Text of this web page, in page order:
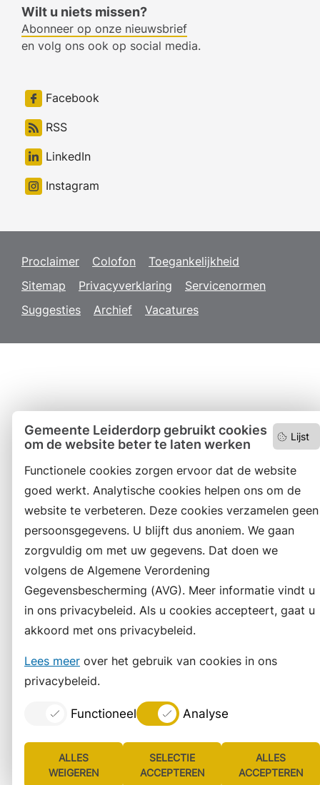
Lijst
Gemeente Leiderdorp gebruikt cookies
om de website beter te laten werken
Functionele cookies zorgen ervoor dat de website
goed werkt. Analytische cookies helpen ons om de
website te verbeteren. Deze cookies verzamelen geen
persoonsgegevens. U blijft dus anoniem. We gaan
zorgvuldig om met uw gegevens. Dat doen we
volgens de Algemene Verordening
Gegevensbescherming (AVG). Meer informatie vindt u
in ons privacybeleid. Als u cookies accepteert, gaat u
akkoord met ons privacybeleid.
Lees meer over het gebruik van cookies in ons
privacybeleid.
Functioneel Analyse
ALLES
WEIGEREN
SELECTIE
ACCEPTEREN
ALLES
ACCEPTEREN
Wilt u niets missen?
Abonneer op onze nieuwsbrief
en volg ons ook op social media.
Facebook
RSS
LinkedIn
Instagram
Proclaimer Colofon
Toegankelijkheid
Sitemap
Privacyverklaring
Servicenormen
Suggesties
Archief Vacatures